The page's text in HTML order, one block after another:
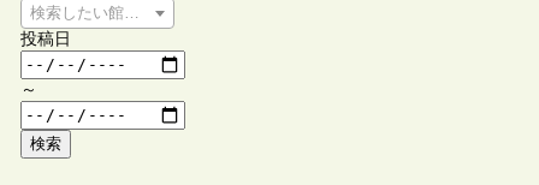
検索したい館種を選択してください
投稿日
～
検索